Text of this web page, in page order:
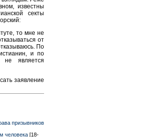
известны
секты
то мне не
от
По
и по
не является
заявление
призывников
человека [18-